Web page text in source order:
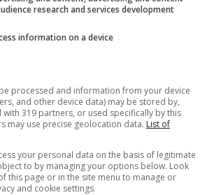
zampa.
cane
research and services development
information on a device
processed and information from your device
and other device data) may be stored by,
with 319 partners, or used specifically by this
may use precise geolocation data. List of
your personal data on the basis of legitimate
to by managing your options below. Look
this page or in the site menu to manage or
and cookie settings.